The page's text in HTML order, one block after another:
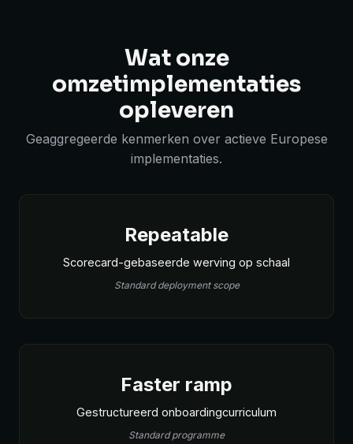
Wat onze
omzetimplementaties
opleveren
Geaggregeerde kenmerken over actieve Europese
implementaties.
Repeatable
Scorecard-gebaseerde werving op schaal
Standard deployment scope
Faster ramp
Gestructureerd onboardingcurriculum
Standard programme